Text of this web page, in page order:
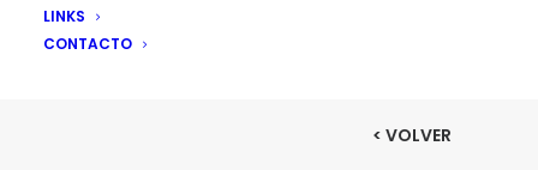
LINKS
CONTACTO
< VOLVER